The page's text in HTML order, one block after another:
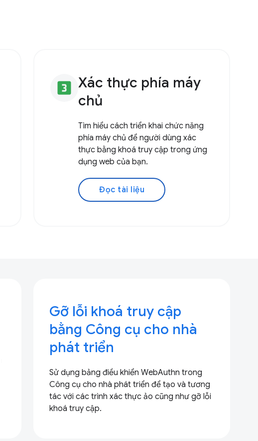
looks_3 Xác thực phía máy
chủ
Tìm hiểu cách triển khai chức năng
phía máy chủ để người dùng xác
thực bằng khoá truy cập trong ứng
dụng web của bạn.
Đọc tài liệu
Gỡ lỗi khoá truy cập
bằng Công cụ cho nhà
phát triển
Sử dụng bảng điều khiển WebAuthn trong
Công cụ cho nhà phát triển để tạo và tương
tác với các trình xác thực ảo cũng như gỡ lỗi
khoá truy cập.